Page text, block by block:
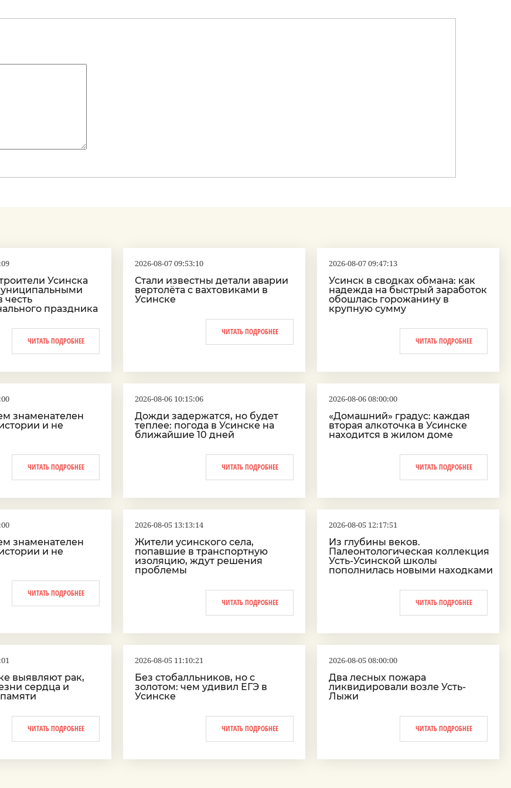
Усинска
честь
праздника
ЧИТАТЬ ПОДРОБНЕЕ
2026-08-07 09:53:10
Стали известны детали аварии
вертолёта с вахтовиками в
Усинске
ЧИТАТЬ ПОДРОБНЕЕ
2026-08-07 09:47:13
Усинск в сводках обмана: как
надежда на быстрый заработок
обошлась горожанину в
крупную сумму
ЧИТАТЬ ПОДРОБНЕЕ
знаменателен
и не
ЧИТАТЬ ПОДРОБНЕЕ
2026-08-06 10:15:06
Дожди задержатся, но будет
теплее: погода в Усинске на
ближайшие 10 дней
ЧИТАТЬ ПОДРОБНЕЕ
2026-08-06 08:00:00
«Домашний» градус: каждая
вторая алкоточка в Усинске
находится в жилом доме
ЧИТАТЬ ПОДРОБНЕЕ
знаменателен
и не
ЧИТАТЬ ПОДРОБНЕЕ
2026-08-05 13:13:14
Жители усинского села,
попавшие в транспортную
изоляцию, ждут решения
проблемы
ЧИТАТЬ ПОДРОБНЕЕ
2026-08-05 12:17:51
Из глубины веков.
Палеонтологическая коллекция
Усть-Усинской школы
пополнилась новыми находками
ЧИТАТЬ ПОДРОБНЕЕ
выявляют рак,
сердца и
ЧИТАТЬ ПОДРОБНЕЕ
2026-08-05 11:10:21
Без стобалльников, но с
золотом: чем удивил ЕГЭ в
Усинске
ЧИТАТЬ ПОДРОБНЕЕ
2026-08-05 08:00:00
Два лесных пожара
ликвидировали возле Усть-
Лыжи
ЧИТАТЬ ПОДРОБНЕЕ